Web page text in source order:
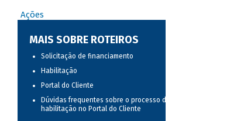
Ações
MAIS SOBRE ROTEIROS
Solicitação de financiamento
Habilitação
Portal do Cliente
Dúvidas frequentes sobre o processo de
habilitação no Portal do Cliente